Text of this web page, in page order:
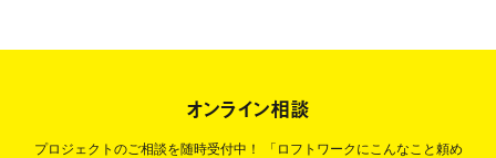
オンライン相談
プロジェクトのご相談を随時受付中！
「ロフトワークにこんなこと頼め